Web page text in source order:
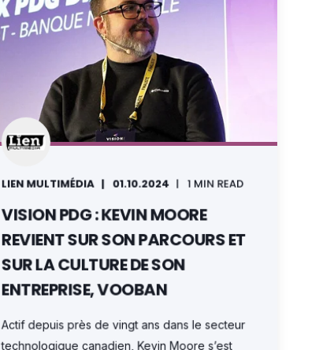
LIEN MULTIMÉDIA 01.10.2024 1 MIN READ
VISION PDG : KEVIN MOORE
REVIENT SUR SON PARCOURS ET
SUR LA CULTURE DE SON
ENTREPRISE, VOOBAN
Actif depuis près de vingt ans dans le secteur
technologique canadien, Kevin Moore s’est